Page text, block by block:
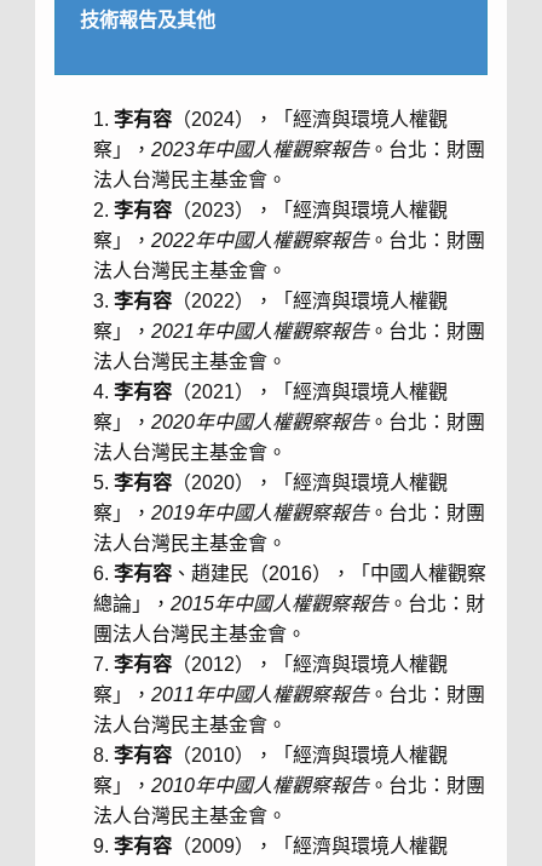
技術報告及其他
李有容（2024），「經濟與環境人權觀
察」， 2023年中國人權觀察報告。台北：財團
法人台灣民主基金會。
李有容（2023），「經濟與環境人權觀
察」， 2022年中國人權觀察報告。台北：財團
法人台灣民主基金會。
李有容（2022），「經濟與環境人權觀
察」， 2021年中國人權觀察報告。台北：財團
法人台灣民主基金會。
李有容（2021），「經濟與環境人權觀
察」， 2020年中國人權觀察報告。台北：財團
法人台灣民主基金會。
李有容（2020），「經濟與環境人權觀
察」， 2019年中國人權觀察報告。台北：財團
法人台灣民主基金會。
李有容、趙建民（2016），「中國人權觀察
總論」， 2015年中國人權觀察報告。台北：財
團法人台灣民主基金會。
李有容（2012），「經濟與環境人權觀
察」， 2011年中國人權觀察報告。台北：財團
法人台灣民主基金會。
李有容（2010），「經濟與環境人權觀
察」， 2010年中國人權觀察報告。台北：財團
法人台灣民主基金會。
李有容（2009），「經濟與環境人權觀